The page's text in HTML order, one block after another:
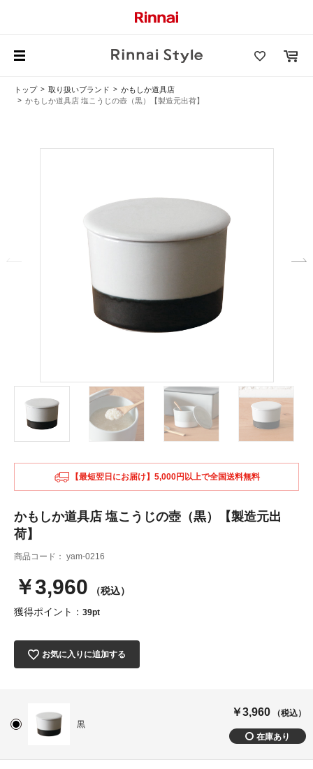
トップ 取り扱いブランド
かもしか道具店
かもしか道具店 塩こうじの壺（黒）【製造元出荷】
【最短翌日にお届け】5,000円以上で全国送料無料
かもしか道具店 塩こうじの壺（黒）【製造元出
荷】
商品コード： yam-0216
￥3,960 （税込）
獲得ポイント： 39pt
お気に入りに追加する
黒
￥3,960 （税込）